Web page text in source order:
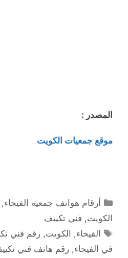
المصدر :
موقع جمعيات الكويت
التصنيفات
أرقام هواتف جمعية الفيحاء,
الكويت, فني تكييف
الوسوم
الفيحاء, الكويت,رقم فني
في الفيحاء, رقم هاتف فني